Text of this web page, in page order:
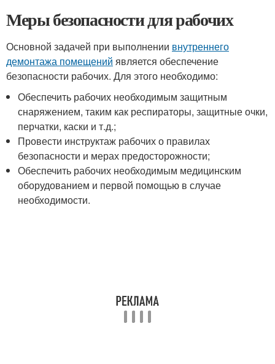
Меры безопасности для рабочих
Основной задачей при выполнении внутреннего
демонтажа помещений является обеспечение
безопасности рабочих. Для этого необходимо:
Обеспечить рабочих необходимым защитным
снаряжением, таким как респираторы, защитные очки,
перчатки, каски и т.д.;
Провести инструктаж рабочих о правилах
безопасности и мерах предосторожности;
Обеспечить рабочих необходимым медицинским
оборудованием и первой помощью в случае
необходимости.